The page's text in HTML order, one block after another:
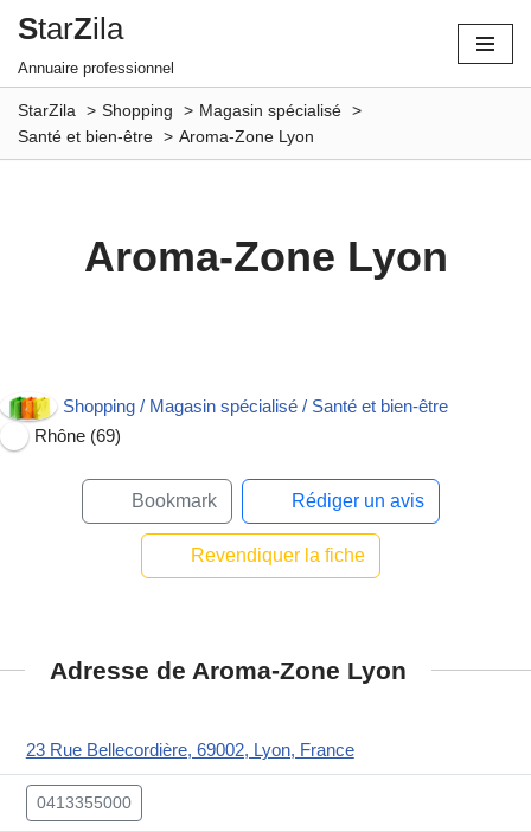
Aller
au
contenu
StarZila
Annuaire professionnel
StarZila Shopping
Magasin spécialisé
Santé et bien-être
Aroma-Zone Lyon
Aroma-Zone Lyon
Shopping / Magasin spécialisé / Santé et bien-être
Rhône (69)
Bookmark Rédiger un avis
Revendiquer la fiche
Adresse de Aroma-Zone Lyon
23 Rue Bellecordière, 69002, Lyon, France
0413355000